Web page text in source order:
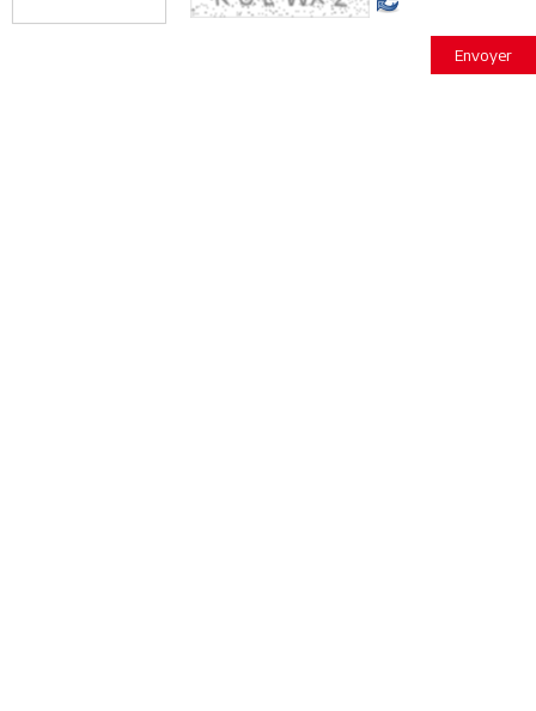
Envoyer